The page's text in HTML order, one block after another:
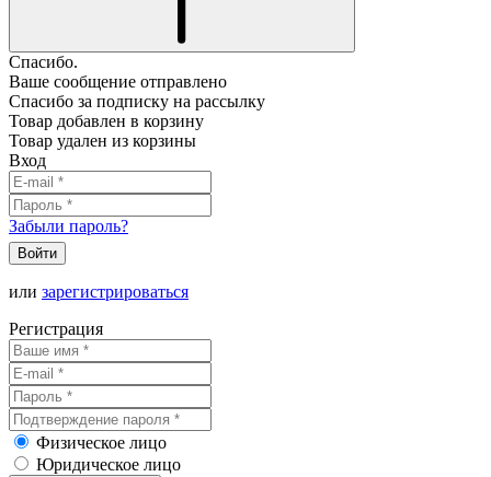
Спасибо.
Ваше сообщение отправлено
Спасибо за подписку на рассылку
Товар добавлен в корзину
Товар удален из корзины
Вход
Забыли пароль?
Войти
или зарегистрироваться
Регистрация
Физическое лицо
Юридическое лицо